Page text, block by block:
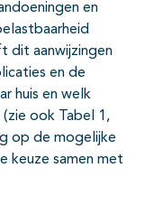
en
dit aanwijzingen
en de
huis en welk
ook Tabel 1,
op de mogelijke
keuze samen met